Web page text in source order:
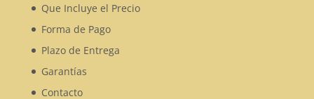
Que Incluye el Precio
Forma de Pago
Plazo de Entrega
Garantías
Contacto